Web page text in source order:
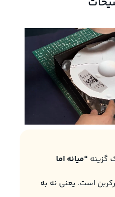
“میانه اما
است. یعنی نه به